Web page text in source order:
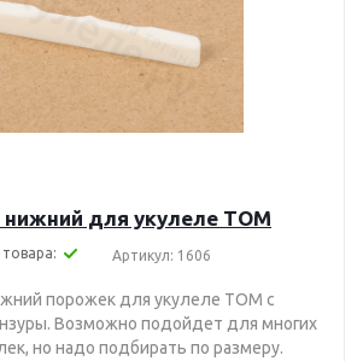
для укулеле TOM
Артикул: 1606
порожек для укулеле TOM с
Возможно подойдет для многих
но надо подбирать по размеру.